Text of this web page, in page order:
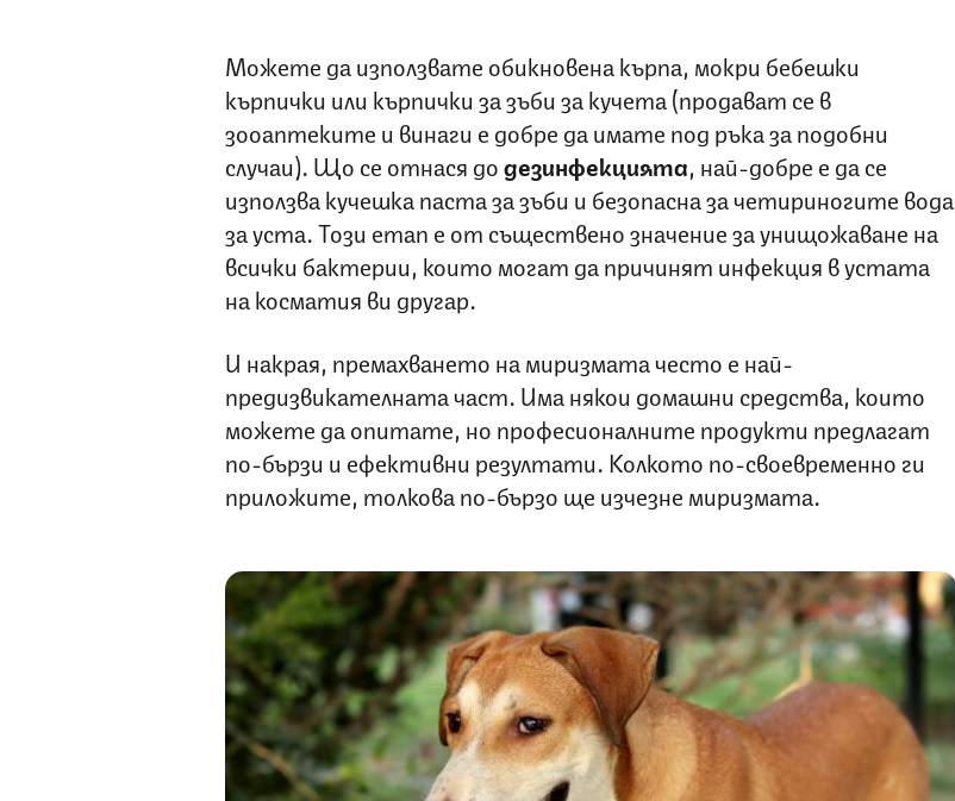
Можете да използвате обикновена кърпа, мокри бебешки
кърпички или кърпички за зъби за кучета (продават се в
зооаптеките и винаги е добре да имате под ръка за подобни
случаи). Що се отнася додезинфекцията, най-добре е да се
използва кучешка паста за зъби и безопасна за четириногите вода
за уста. Този етап е от съществено значение за унищожаване на
всички бактерии, които могат да причинят инфекция в устата
на косматия ви другар.
И накрая, премахването на миризмата често е най-
предизвикателната част. Има някои домашни средства, които
можете да опитате, но професионалните продукти предлагат
по-бързи и ефективни резултати. Колкото по-своевременно ги
приложите, толкова по-бързо ще изчезне миризмата.